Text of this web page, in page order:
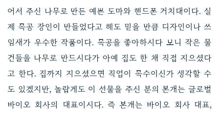
어서 주신 나무로 만든 예쁜 도마와 핸드폰 거치대이다. 실
제 목공 장인이 만들었다고 해도 믿을 만큼 디자인이나 쓰
임새가 우수한 작품이다. 목공을 좋아하시다 보니 작은 물
건들을 나무로 만드시다가 아예 집도 한 채 직접 지으셨다
고 한다. 집까지 지으셨으면 직업이 목수이신가 생각할 수
도 있겠지만, 놀랍게도 이 선물을 주신 분의 본캐는 글로벌
바이오 회사의 대표이시다. 즉 본캐는 바이오 회사 대표,